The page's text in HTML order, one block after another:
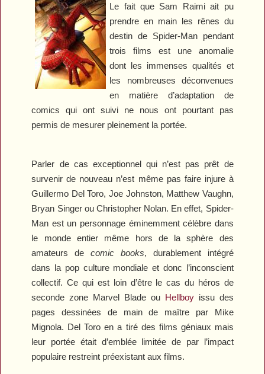
Le fait que Sam Raimi ait pu
prendre en main les rênes du
destin de Spider-Man pendant
trois films est une anomalie
dont les immenses qualités et
les nombreuses déconvenues
en matière d’adaptation de
comics qui ont suivi ne nous ont pourtant pas
permis de mesurer pleinement la portée.
Parler de cas exceptionnel qui n’est pas prêt de
survenir de nouveau n’est même pas faire injure à
Guillermo Del Toro, Joe Johnston, Matthew Vaughn,
Bryan Singer ou Christopher Nolan. En effet, Spider-
Man est un personnage éminemment célèbre dans
le monde entier même hors de la sphère des
amateurs decomic books, durablement intégré
dans la pop culture mondiale et donc l’inconscient
collectif. Ce qui est loin d’être le cas du héros de
seconde zone Marvel Blade ou Hellboyissu des
pages dessinées de main de maître par Mike
Mignola. Del Toro en a tiré des films géniaux mais
leur portée était d’emblée limitée de par l’impact
populaire restreint préexistant aux films.